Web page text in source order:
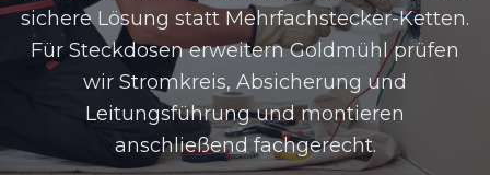
sichere Lösung statt Mehrfachstecker-Ketten.
Für Steckdosen erweitern Goldmühlprüfen
wir Stromkreis, Absicherung und
Leitungsführung und montieren
anschließend fachgerecht.